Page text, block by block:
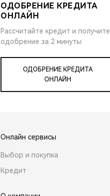
ОДОБРЕНИЕ КРЕДИТА
ОНЛАЙН
Рассчитайте кредит и получите
одобрение за 2 минуты
ОДОБРЕНИЕ КРЕДИТА
ОНЛАЙН
Онлайн сервисы
Выбор и покупка
Кредит